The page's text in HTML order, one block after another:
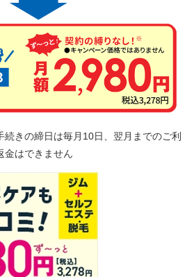
きの締日は毎月10日、翌月までのご利
金はできません